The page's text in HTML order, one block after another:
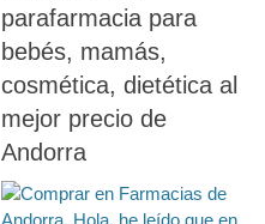
parafarmacia para
bebés, mamás,
cosmética, dietética al
mejor precio de
Andorra